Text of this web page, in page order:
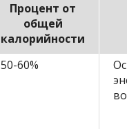
Процент от
общей
калорийности
50-60%